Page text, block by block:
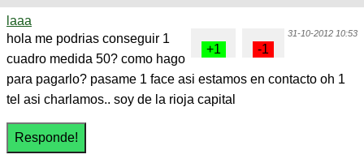
laaa
31-10-2012 10:53
hola me podrias conseguir 1
cuadro medida 50? como hago
para pagarlo? pasame 1 face asi estamos en contacto oh 1
tel asi charlamos.. soy de la rioja capital